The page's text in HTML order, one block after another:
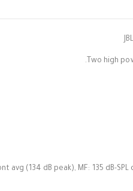
Two high
avg (134 dB peak), MF: 135 dB-